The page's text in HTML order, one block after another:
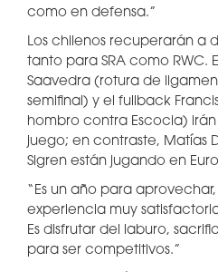
como en defensa.”
Los chilenos recuperarán a
tanto para SRA como RWC.
Saavedra (rotura de
semifinal) y el fullback
hombro contra Escocia)
juego; en contraste, Matías
Sigren están jugando en
“Es un año para
experiencia muy
Es disfrutar del laburo,
para ser competitivos.”